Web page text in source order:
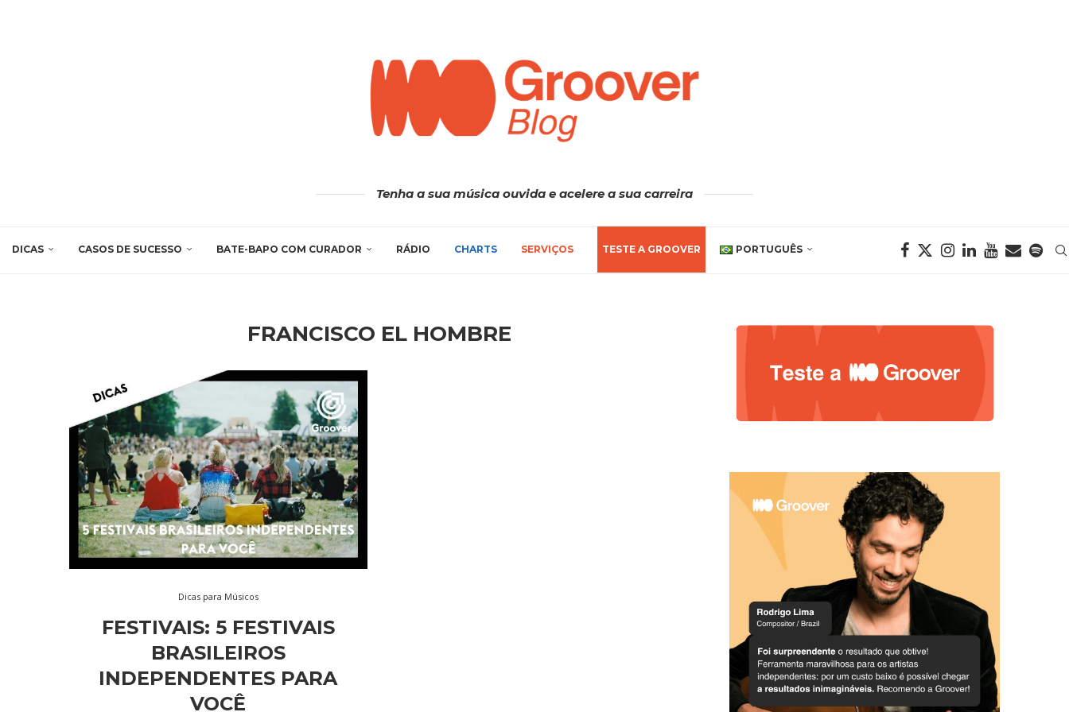
Tenha a sua música ouvida e acelere a sua carreira
DICAS CASOS DE SUCESSO BATE-BAPO COM CURADOR RÁDIO CHARTS SERVIÇOS TESTE A GROOVER PORTUGUÊS
FRANCISCO EL HOMBRE
Dicas para Músicos
FESTIVAIS: 5 FESTIVAIS
BRASILEIROS
INDEPENDENTES PARA
VOCÊ